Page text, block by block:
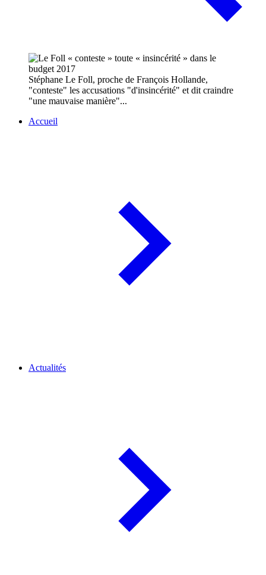
Stéphane Le Foll, proche de François Hollande,
"conteste" les accusations "d'insincérité" et dit craindre
"une mauvaise manière"...
Accueil
Actualités